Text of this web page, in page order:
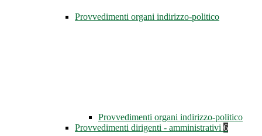
Provvedimenti organi indirizzo-politico
Provvedimenti organi indirizzo-politico
Provvedimenti dirigenti - amministrativi 6